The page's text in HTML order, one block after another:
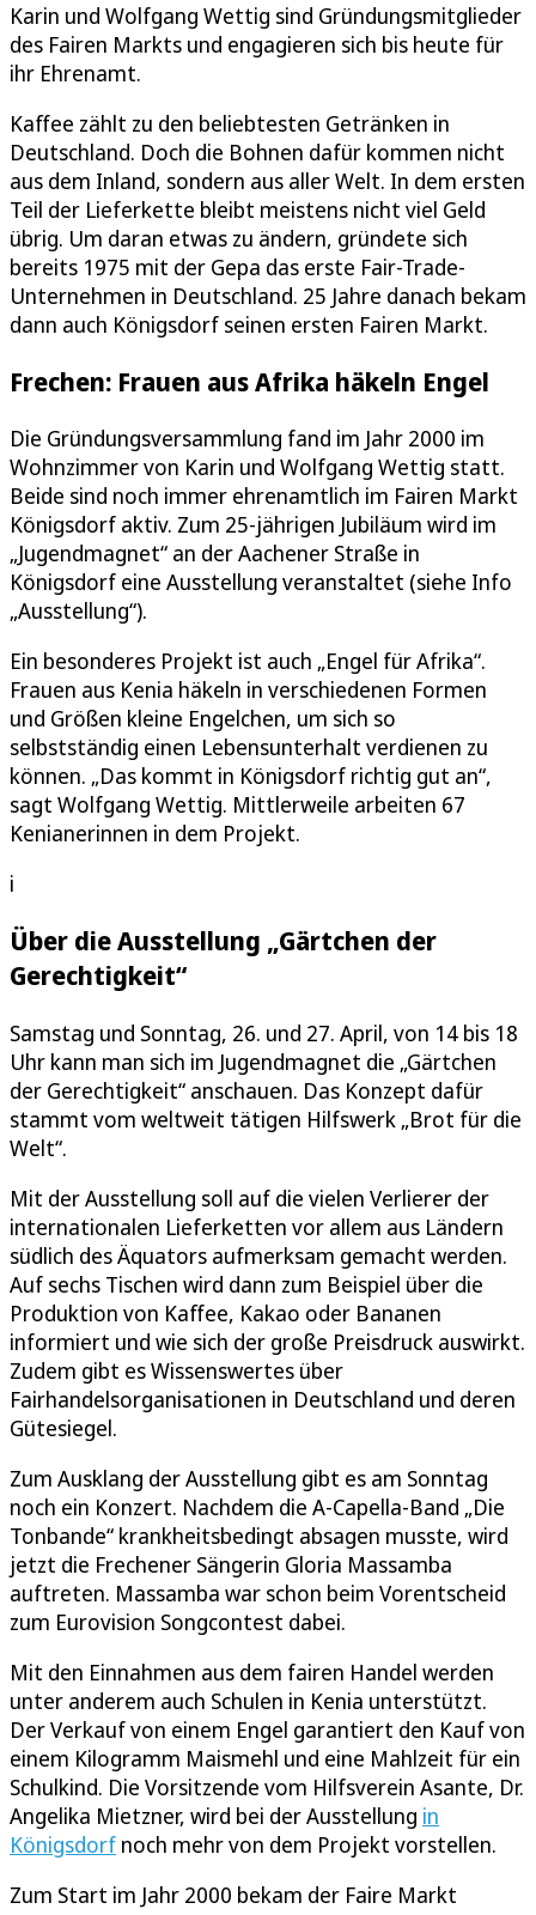
Karin und Wolfgang Wettig sind Gründungsmitglieder
des Fairen Markts und engagieren sich bis heute für
ihr Ehrenamt.
Kaffee zählt zu den beliebtesten Getränken in
Deutschland. Doch die Bohnen dafür kommen nicht
aus dem Inland, sondern aus aller Welt. In dem ersten
Teil der Lieferkette bleibt meistens nicht viel Geld
übrig. Um daran etwas zu ändern, gründete sich
bereits 1975 mit der Gepa das erste Fair-Trade-
Unternehmen in Deutschland. 25 Jahre danach bekam
dann auch Königsdorf seinen ersten Fairen Markt.
Frechen: Frauen aus Afrika häkeln Engel
Die Gründungsversammlung fand im Jahr 2000 im
Wohnzimmer von Karin und Wolfgang Wettig statt.
Beide sind noch immer ehrenamtlich im Fairen Markt
Königsdorf aktiv. Zum 25-jährigen Jubiläum wird im
„Jugendmagnet“ an der Aachener Straße in
Königsdorf eine Ausstellung veranstaltet (siehe Info
„Ausstellung“).
Ein besonderes Projekt ist auch „Engel für Afrika“.
Frauen aus Kenia häkeln in verschiedenen Formen
und Größen kleine Engelchen, um sich so
selbstständig einen Lebensunterhalt verdienen zu
können. „Das kommt in Königsdorf richtig gut an“,
sagt Wolfgang Wettig. Mittlerweile arbeiten 67
Kenianerinnen in dem Projekt.
i
Über die Ausstellung „Gärtchen der
Gerechtigkeit“
Samstag und Sonntag, 26. und 27. April, von 14 bis 18
Uhr kann man sich im Jugendmagnet die „Gärtchen
der Gerechtigkeit“ anschauen. Das Konzept dafür
stammt vom weltweit tätigen Hilfswerk „Brot für die
Welt“.
Mit der Ausstellung soll auf die vielen Verlierer der
internationalen Lieferketten vor allem aus Ländern
südlich des Äquators aufmerksam gemacht werden.
Auf sechs Tischen wird dann zum Beispiel über die
Produktion von Kaffee, Kakao oder Bananen
informiert und wie sich der große Preisdruck auswirkt.
Zudem gibt es Wissenswertes über
Fairhandelsorganisationen in Deutschland und deren
Gütesiegel.
Zum Ausklang der Ausstellung gibt es am Sonntag
noch ein Konzert. Nachdem die A-Capella-Band „Die
Tonbande“ krankheitsbedingt absagen musste, wird
jetzt die Frechener Sängerin Gloria Massamba
auftreten. Massamba war schon beim Vorentscheid
zum Eurovision Songcontest dabei.
Mit den Einnahmen aus dem fairen Handel werden
unter anderem auch Schulen in Kenia unterstützt.
Der Verkauf von einem Engel garantiert den Kauf von
einem Kilogramm Maismehl und eine Mahlzeit für ein
Schulkind. Die Vorsitzende vom Hilfsverein Asante, Dr.
Angelika Mietzner, wird bei der Ausstellung in
Königsdorf noch mehr von dem Projekt vorstellen.
Zum Start im Jahr 2000 bekam der Faire Markt